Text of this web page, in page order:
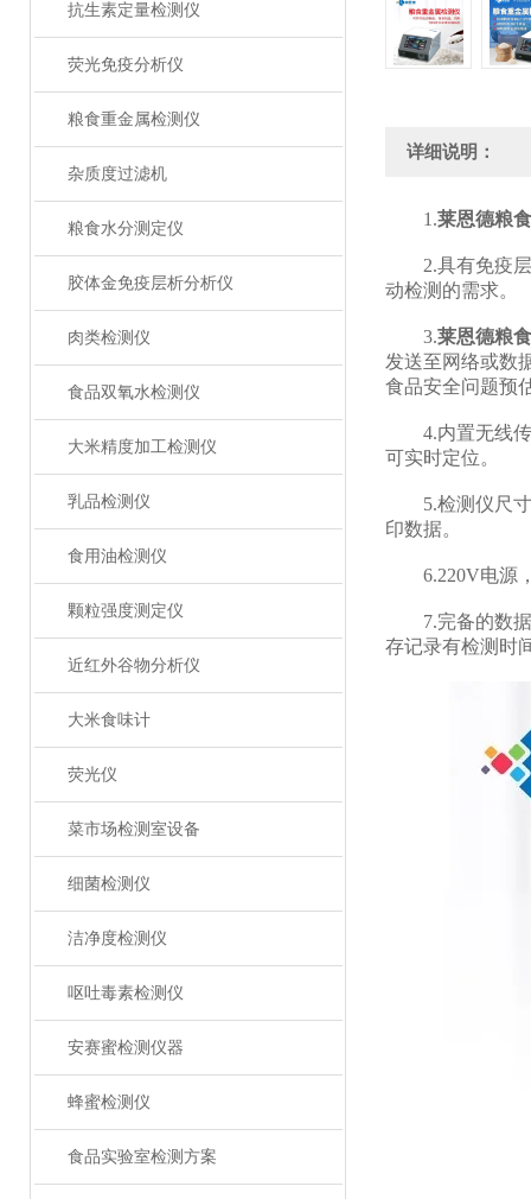
抗生素定量检测仪
荧光免疫分析仪
粮食重金属检测仪
杂质度过滤机
粮食水分测定仪
胶体金免疫层析分析仪
肉类检测仪
食品双氧水检测仪
大米精度加工检测仪
乳品检测仪
食用油检测仪
颗粒强度测定仪
近红外谷物分析仪
大米食味计
荧光仪
菜市场检测室设备
细菌检测仪
洁净度检测仪
呕吐毒素检测仪
安赛蜜检测仪器
蜂蜜检测仪
食品实验室检测方案
详细说明：
1.莱恩德粮
2.具有免疫层
动检测的需求。
3.莱恩德粮
发送至网络或数
食品安全问题预
4.内置无线传
可实时定位。
5.检测仪尺寸
印数据。
6.220V电源，
7.完备的数据
存记录有检测时